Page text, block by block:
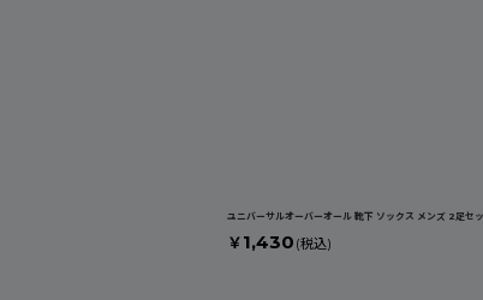
ユニバーサルオーバーオール 靴下 ソックス メンズ 2足セ
￥ 1,430 (税込)